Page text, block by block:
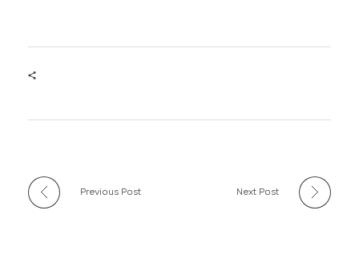
e
o
er bl s
p
e
Previous Post Next Post